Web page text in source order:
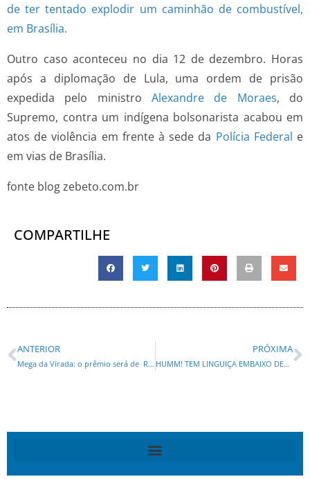
de ter tentado explodir um caminhão de combustível,
em Brasília.
Outro caso aconteceu no dia 12 de dezembro. Horas
após a diplomação de Lula, uma ordem de prisão
expedida pelo ministro Alexandre de Moraes, do
Supremo, contra um indígena bolsonarista acabou em
atos de violência em frente à sede da Polícia Federal e
em vias de Brasília.
fonte blog zebeto.com.br
COMPARTILHE
ANTERIOR
Mega da Virada: o prêmio será de R$ 450 milhões e as apostas podem ser feitas até sábado
PRÓXIMA
HUMM! TEM LINGUIÇA EMBAIXO DESSA FAROFA ! Desembargador reverte decisão que suspendeu licenças ambientais de resort